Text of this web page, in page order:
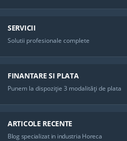
SERVICII
Solutii profesionale complete
FINANTARE SI PLATA
Punem la dispoziţie 3 modalităţi de plata
ARTICOLE RECENTE
Blog specializat in industria Horeca